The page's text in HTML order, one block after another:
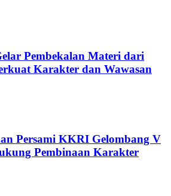
Pembekalan Materi dari
Karakter dan Wawasan
Persami KKRI Gelombang V
Pembinaan Karakter